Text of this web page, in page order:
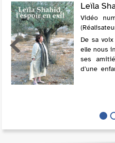
Leïla
Vidéo
De sa
elle nous
ses
d’une